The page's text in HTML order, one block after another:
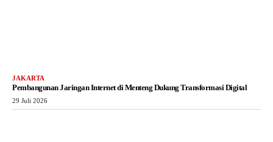
JAKARTA
Pembangunan Jaringan Internet di Menteng Dukung Transformasi Digital
29 Juli 2026